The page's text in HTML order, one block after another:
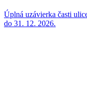
Úplná uzávierka časti
do 31. 12. 2026.